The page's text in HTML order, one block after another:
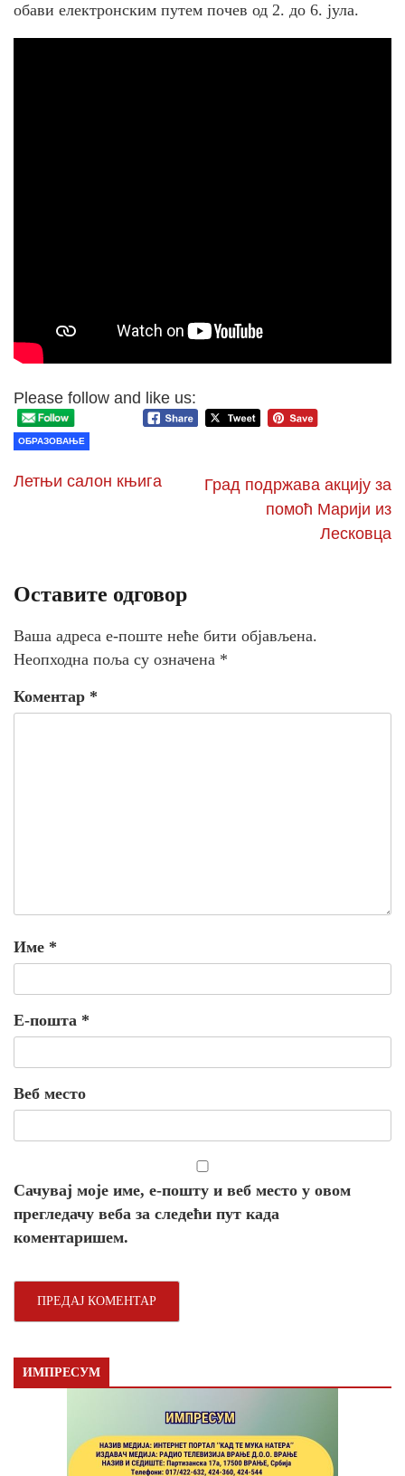
обави електронским путем почев од 2. до 6. јула.
Please follow and like us:
ОБРАЗОВАЊЕ
Летњи салон књига
Град подржава акцију за
помоћ Марији из
Лесковца
Оставите одговор
Ваша адреса е-поште неће бити објављена.
Неопходна поља су означена *
Коментар *
Име *
Е-пошта *
Веб место
Сачувај моје име, е-пошту и веб место у овом
прегледачу веба за следећи пут када
коментаришем.
ИМПРЕСУМ